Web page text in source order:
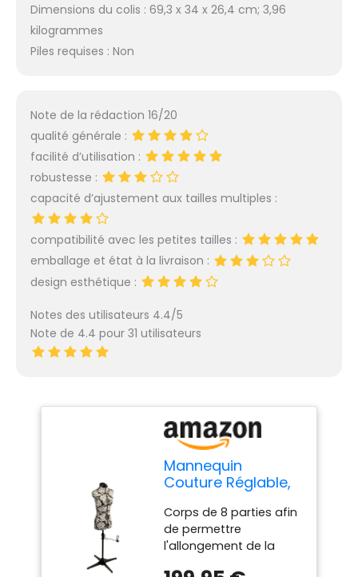
Dimensions du colis : 69,3 x 34 x 26,4 cm; 3,96
kilogrammes
Piles requises : Non
Note de la rédaction 16/20
qualité générale :
facilité d’utilisation :
robustesse :
capacité d’ajustement aux tailles multiples :
compatibilité avec les petites tailles :
emballage et état à la livraison :
design esthétique :
Notes des utilisateurs 4.4/5
Note de 4.4 pour 31 utilisateurs
Mannequin
Couture Réglable,
Gris | Très Petite
(XS) [Taille EUR 34
à 38]
Corps de 8 parties afin
de permettre
l'allongement de la